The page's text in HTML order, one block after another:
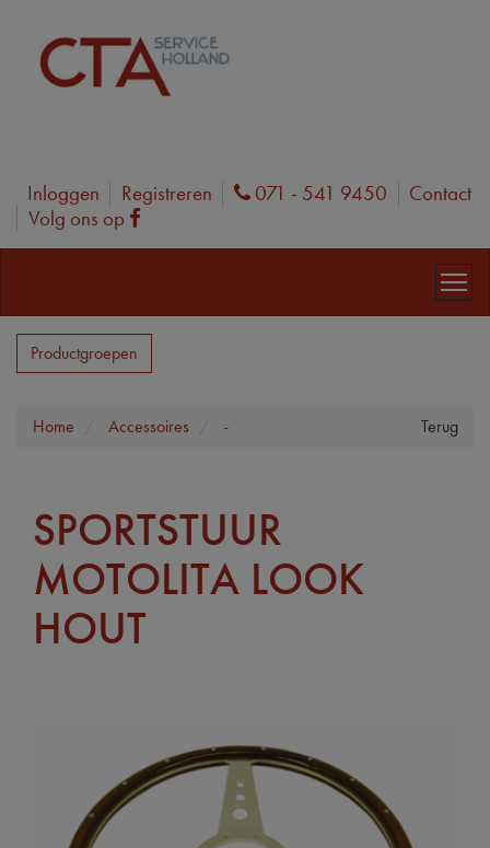
Inloggen Registreren Phone
071 - 541 9450
Contact
Volg ons op
Facebook
Productgroepen
Terug
Home Accessoires -
SPORTSTUUR
MOTOLITA LOOK
HOUT